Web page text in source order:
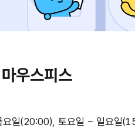
우스피스
일(20:00), 토요일 ~ 일요일